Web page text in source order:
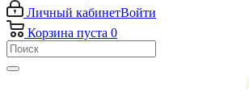
Личный кабинетВойти
Корзина пуста 0